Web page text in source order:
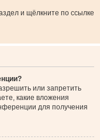
и щёлкните по ссылке
или запретить
какие вложения
для получения